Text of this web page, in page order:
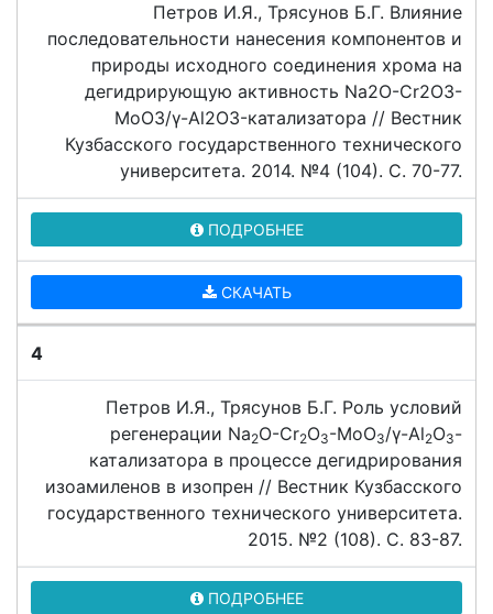
Петров И.Я., Трясунов Б.Г. Влияние
последовательности нанесения компонентов и
природы исходного соединения хрома на
дегидрирующую активность Na2O-Cr2O3-
MoO3/γ-Al2O3-катализатора // Вестник
Кузбасского государственного технического
университета. 2014. №4 (104). C. 70-77.
ПОДРОБНЕЕ
СКАЧАТЬ
4
Петров И.Я., Трясунов Б.Г. Роль условий
регенерации Na2O-Cr2O3-MoO3/γ-Al2O3-
катализатора в процессе дегидрирования
изоамиленов в изопрен // Вестник Кузбасского
государственного технического университета.
2015. №2 (108). C. 83-87.
ПОДРОБНЕЕ